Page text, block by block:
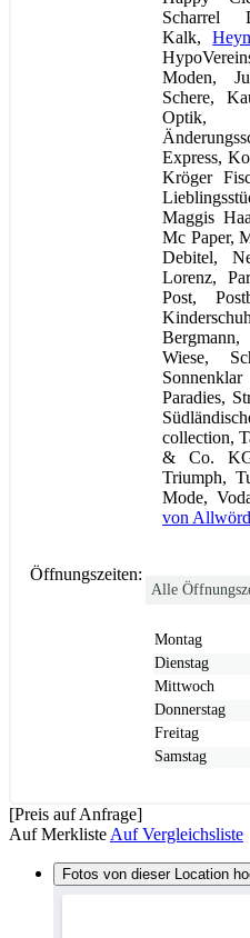
Scharrel
Kalk,
Moden,
Schere,
Express,
Kröger
Maggis
Mc Paper,
Debitel,
Lorenz,
Post,
Wiese,
Paradies,
collection,
& Co.
Triumph,
Mode,
von
Öffnungszeiten:
Alle
Montag
Dienstag
Mittwoch
Donnerstag
Freitag
Samstag
[Preis auf Anfrage]
Auf Merkliste Auf Vergleichsliste
Fotos von dieser Location